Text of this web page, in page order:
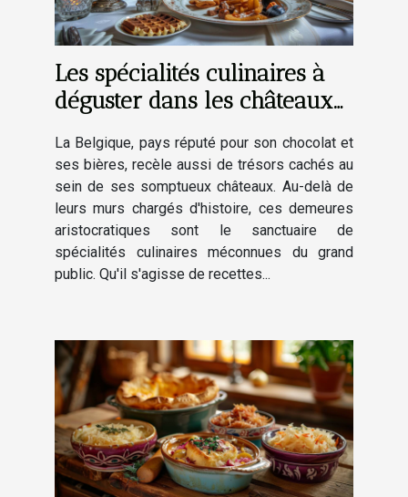
Les spécialités culinaires à
déguster dans les châteaux
La Belgique, pays réputé pour son chocolat et
ses bières, recèle aussi de trésors cachés au
sein de ses somptueux châteaux. Au-delà de
leurs murs chargés d'histoire, ces demeures
aristocratiques sont le sanctuaire de
spécialités culinaires méconnues du grand
public. Qu'il s'agisse de recettes...